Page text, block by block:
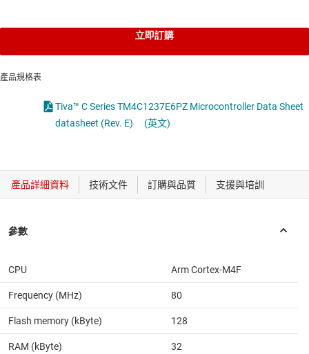
立即訂購
產品規格表
Tiva™ C Series TM4C1237E6PZ Microcontroller Data Sheet
datasheet (Rev. E)
(英文)
CPU Arm Cortex-M4F
Frequency (MHz) 80
Flash memory (kByte) 128
RAM (kByte) 32